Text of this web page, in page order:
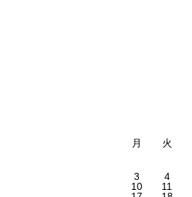
月 火
3
4
10
11